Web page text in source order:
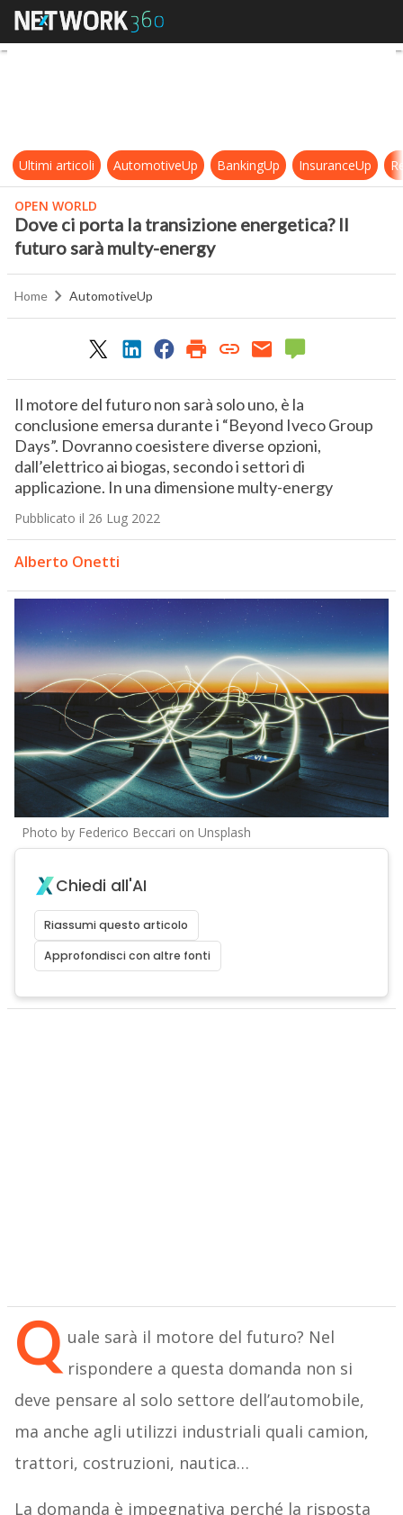
Dove ci porta la transizione
Ultimi articoli AutomotiveUp BankingUp InsuranceUp
OPEN WORLD
Dove ci porta la transizione energetica? Il
futuro sarà multy-energy
Home AutomotiveUp
Il motore del futuro non sarà solo uno, è la
conclusione emersa durante i “Beyond Iveco Group
Days”. Dovranno coesistere diverse opzioni,
dall’elettrico ai biogas, secondo i settori di
applicazione. In una dimensione multy-energy
Pubblicato il 26 Lug 2022
Alberto Onetti
Photo by Federico Beccari on Unsplash
Chiedi all'AI
Riassumi questo articolo
Approfondisci con altre fonti
Q uale sarà il motore del futuro? Nel
rispondere a questa domanda non si
deve pensare al solo settore dell’automobile,
ma anche agli utilizzi industriali quali camion,
trattori, costruzioni, nautica…
La domanda è impegnativa perché la risposta